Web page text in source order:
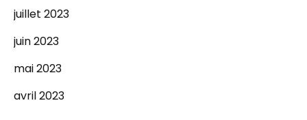
juillet 2023
juin 2023
mai 2023
avril 2023